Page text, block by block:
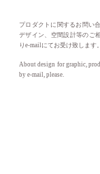
プロダクトに関するお問い
デザイン、空間設計等のご
りe-mailにてお受け致します。
About design for graphic,
by e-mail, please.